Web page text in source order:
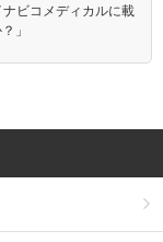
ナビコメディカルに載
」